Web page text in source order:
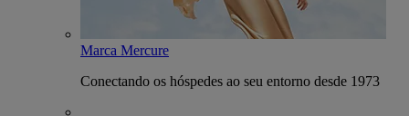
Marca Mercure
Conectando os hóspedes ao seu entorno desde 1973